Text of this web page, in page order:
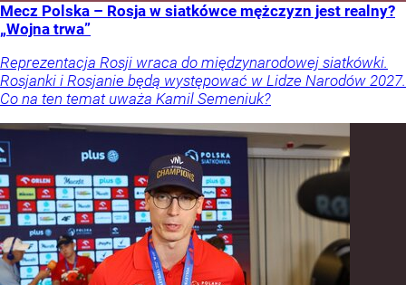
Mecz Polska – Rosja w siatkówce mężczyzn jest realny?
„Wojna trwa”
Reprezentacja Rosji wraca do międzynarodowej siatkówki.
Rosjanki i Rosjanie będą występować w Lidze Narodów 2027.
Co na ten temat uważa Kamil Semeniuk?